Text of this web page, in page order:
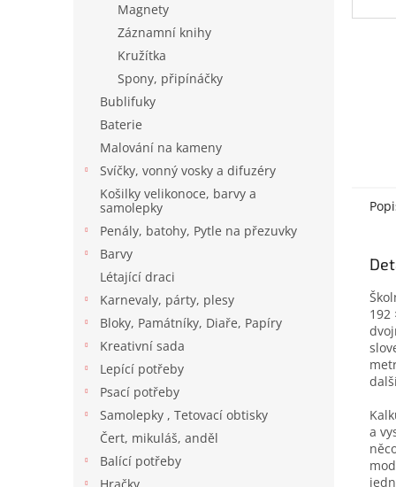
Magnety
Záznamní knihy
Kružítka
Spony, připínáčky
Bublifuky
Baterie
Malování na kameny
Svíčky, vonný vosky a difuzéry
Košilky velikonoce, barvy a
samolepky
Penály, batohy, Pytle na přezuvky
Barvy
Létající draci
Karnevaly, párty, plesy
Bloky, Památníky, Diaře, Papíry
Kreativní sada
Lepící potřeby
Psací potřeby
Samolepky , Tetovací obtisky
Čert, mikuláš, anděl
Balící potřeby
192
a